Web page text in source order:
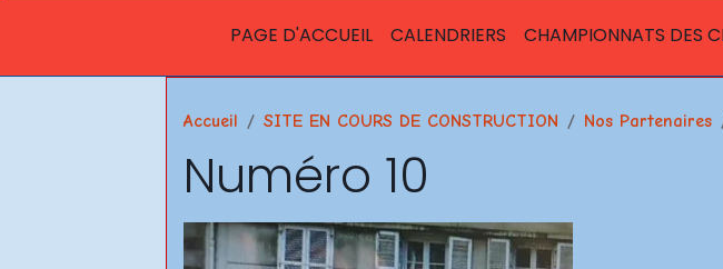
PAGE D'ACCUEIL CALENDRIERS CHAMPIONNATS DES
Accueil SITE EN COURS DE CONSTRUCTION Nos Partenaires
Numéro 10